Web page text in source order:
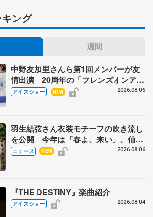
ング
週間
中野友加里さんら第1回メンバーが友
情出演 20周年の「フレンズオンアイ
ス」 宮本賢二さん、有川梨絵さん、
アイスショー NEW 2026.08.06
羽生結弦さん衣装モチーフの吹き流し
を公開 今年は「春よ、来い」、仙台
の瑞鳳殿
ニュース NEW 2026.08.06
『THE DESTINY』楽曲紹介
アイスショー 2026.08.04